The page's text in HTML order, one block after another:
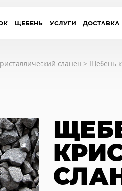
ЩЕБЕНЬ УСЛУГИ ДОСТАВКА
сланец > Щебень